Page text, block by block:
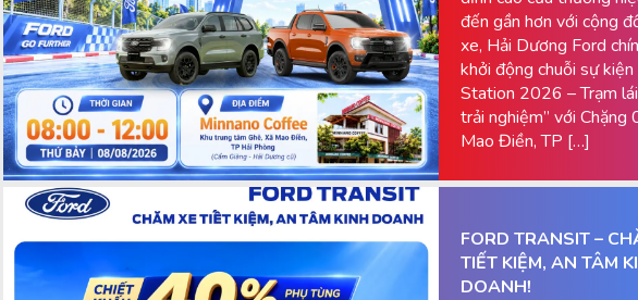
đến gần hơn với cộng
xe, Hải Dương Ford
khởi động chuỗi sự kiện
Station 2026 – Trạm
trải nghiệm” với Chặng
Mao Điền, TP […]
FORD TRANSIT –
TIẾT KIỆM, AN TÂM
DOANH!